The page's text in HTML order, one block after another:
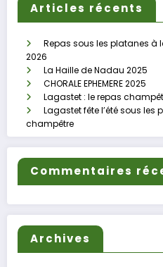
Articles récents
Repas sous les platanes à
2026
La Haille de Nadau 2025
CHORALE EPHEMERE 2025
Lagastet : le repas
Lagastet fête l’été sous les
champêtre
Commentaires
Archives